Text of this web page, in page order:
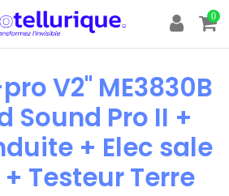
0
V2" ME3830B
Sound Pro II +
+ Elec sale
+ Testeur Terre